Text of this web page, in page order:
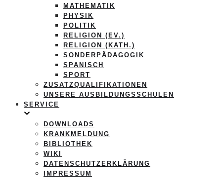
MATHEMATIK
PHYSIK
POLITIK
RELIGION (EV.)
RELIGION (KATH.)
SONDERPÄDAGOGIK
SPANISCH
SPORT
ZUSATZQUALIFIKATIONEN
UNSERE AUSBILDUNGSSCHULEN
SERVICE
DOWNLOADS
KRANKMELDUNG
BIBLIOTHEK
WIKI
DATENSCHUTZERKLÄRUNG
IMPRESSUM